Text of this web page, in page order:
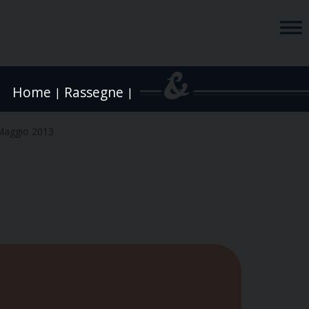
Home | Rassegne |
2013